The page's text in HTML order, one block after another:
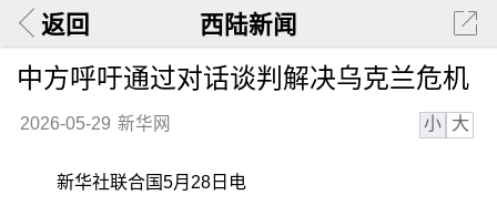
返回 西陆新闻
中方呼吁通过对话谈判解决乌克兰危机
2026-05-29 新华网 小 大
新华社联合国5月28日电